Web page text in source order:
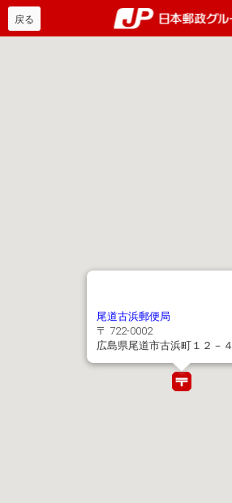
戻る
尾道古浜郵便局
〒 722-0002
広島県尾道市古浜町１２－４